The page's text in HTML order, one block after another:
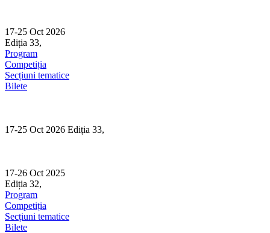
content
17-25 Oct 2026
Ediția 33,
Program
Competiția
Secțiuni tematice
Bilete
17-25 Oct 2026 Ediția 33,
17-26 Oct 2025
Ediția 32,
Program
Competiția
Secțiuni tematice
Bilete